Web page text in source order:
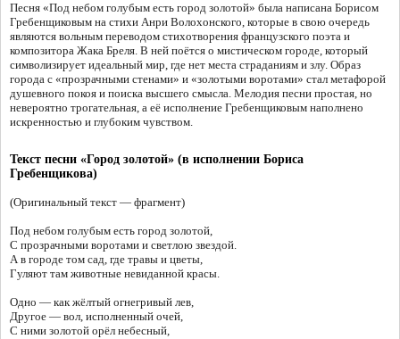
Песня «Под небом голубым есть город золотой» была написана Борисом
Гребенщиковым на стихи Анри Волохонского, которые в свою очередь
являются вольным переводом стихотворения французского поэта и
композитора Жака Бреля. В ней поётся о мистическом городе, который
символизирует идеальный мир, где нет места страданиям и злу. Образ
города с «прозрачными стенами» и «золотыми воротами» стал метафорой
душевного покоя и поиска высшего смысла. Мелодия песни простая, но
невероятно трогательная, а её исполнение Гребенщиковым наполнено
искренностью и глубоким чувством.
Текст песни «Город золотой» (в исполнении Бориса
Гребенщикова)
(Оригинальный текст — фрагмент)
Под небом голубым есть город золотой,
С прозрачными воротами и светлою звездой.
А в городе том сад, где травы и цветы,
Гуляют там животные невиданной красы.
Одно — как жёлтый огнегривый лев,
Другое — вол, исполненный очей,
С ними золотой орёл небесный,